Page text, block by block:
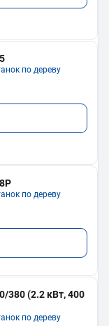
по дереву
по дереву
380 (2.2 кВт, 400
по дереву